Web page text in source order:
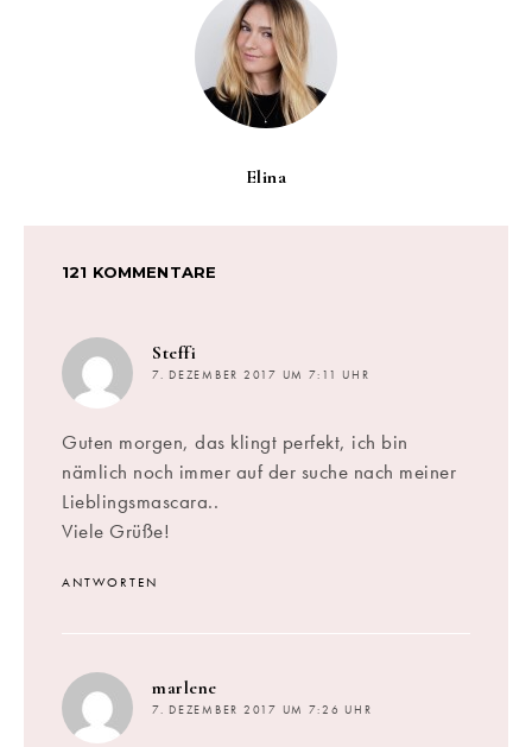
Elina
121 KOMMENTARE
Steffi
7. DEZEMBER 2017 UM 7:11 UHR
Guten morgen, das klingt perfekt, ich bin
nämlich noch immer auf der suche nach meiner
Lieblingsmascara..
Viele Grüße!
ANTWORTEN
marlene
7. DEZEMBER 2017 UM 7:26 UHR